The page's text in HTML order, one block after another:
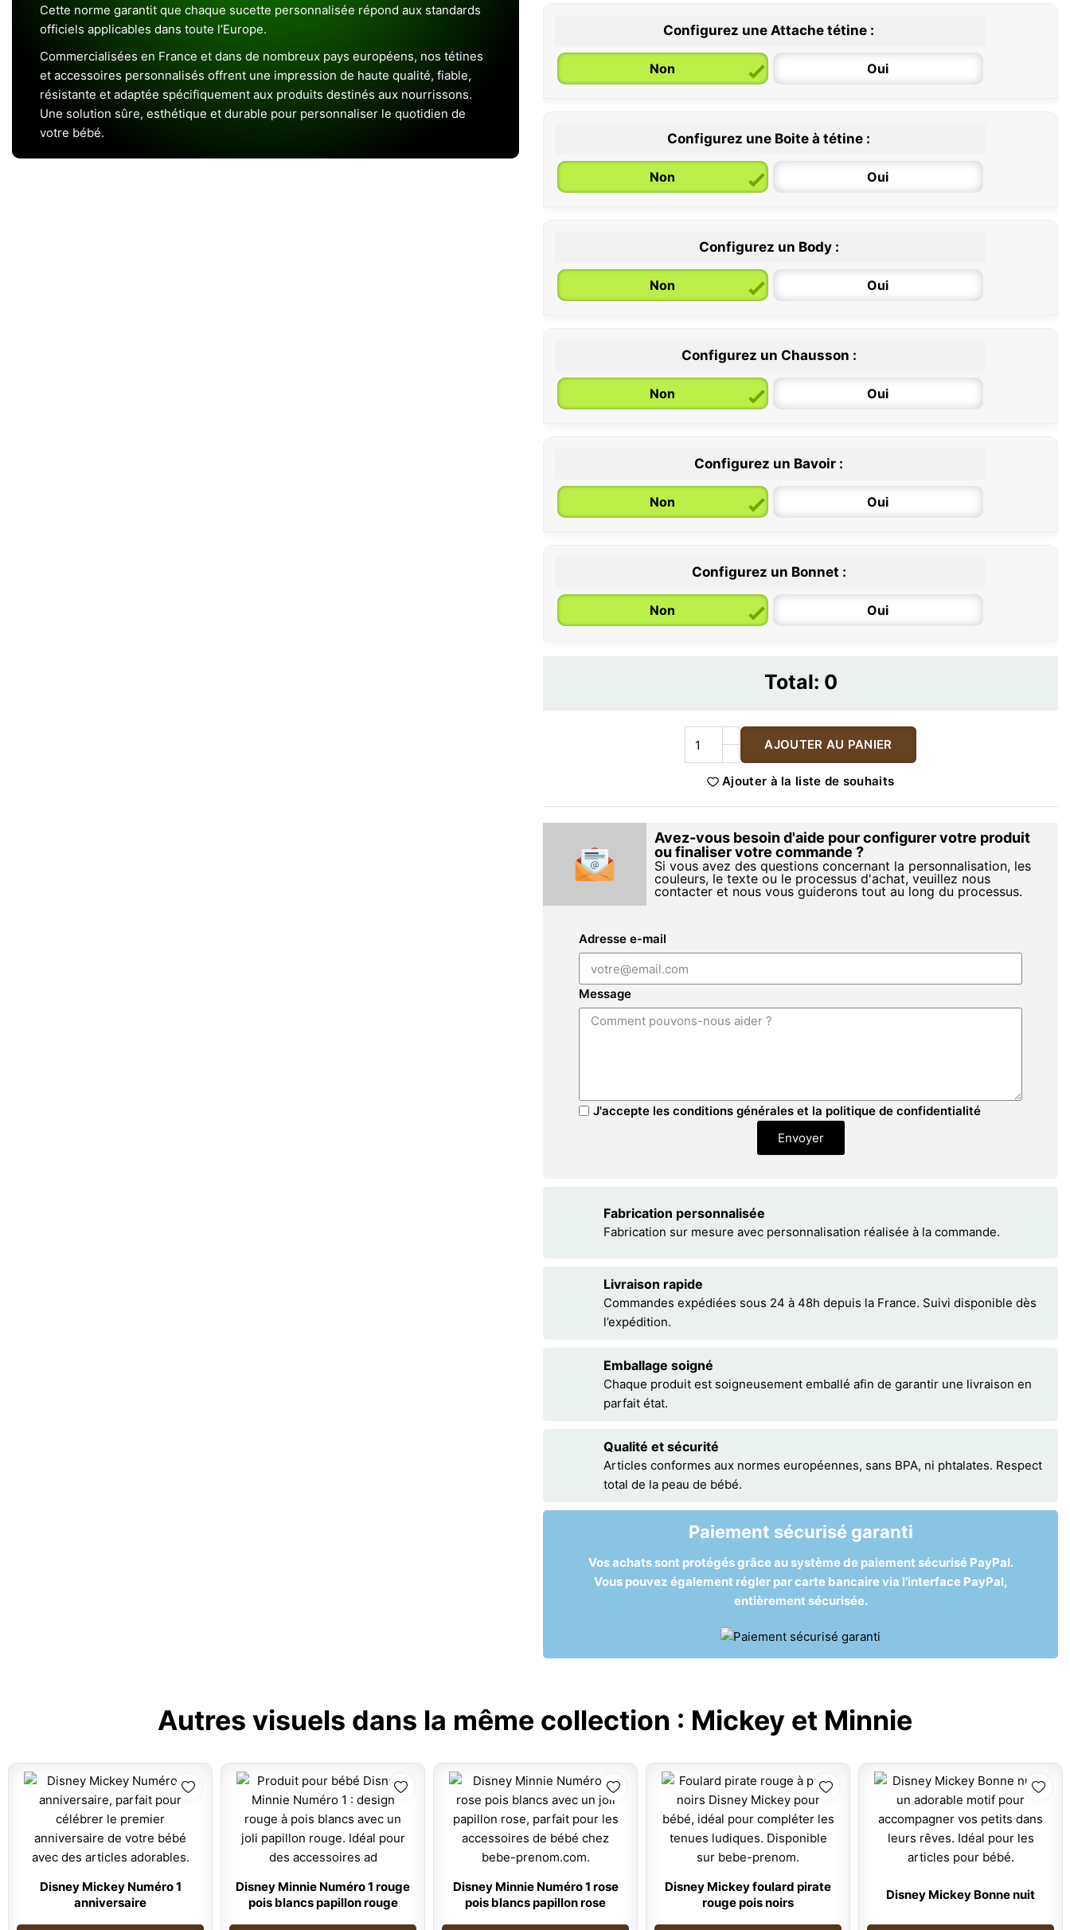
Cette norme garantit que chaque sucette personnalisée répond aux standards
officiels applicables dans toute l’Europe.
Commercialisées en France et dans de nombreux pays européens, nos tétines
et accessoires personnalisés offrent une impression de haute qualité, fiable,
résistante et adaptée spécifiquement aux produits destinés aux nourrissons.
Une solution sûre, esthétique et durable pour personnaliser le quotidien de
votre bébé.
0 / 6 mois
Configurez une Attache tétine :
Non Oui
Configurez une Boite à tétine :
Non Oui
Configurez un Body :
Non Oui
6 / 12 mois
Configurez un Chausson :
Non Oui
Configurez un Bavoir :
Non Oui
Configurez un Bonnet :
Non Oui
Total: 0
AJOUTER AU PANIER
Ajouter à la liste de souhaits
Avez-vous besoin d'aide pour configurer votre produit
ou finaliser votre commande ?
Si vous avez des questions concernant la personnalisation, les
couleurs, le texte ou le processus d'achat, veuillez nous
contacter et nous vous guiderons tout au long du processus.
Adresse e-mail
Message
J'accepte les conditions générales et la politique de confidentialité
Envoyer
Fabrication personnalisée
Fabrication sur mesure avec personnalisation réalisée à la commande.
Livraison rapide
Commandes expédiées sous 24 à 48h depuis la France. Suivi disponible dès
l’expédition.
Emballage soigné
Chaque produit est soigneusement emballé afin de garantir une livraison en
parfait état.
Qualité et sécurité
Articles conformes aux normes européennes, sans BPA, ni phtalates. Respect
total de la peau de bébé.
Paiement sécurisé garanti
Vos achats sont protégés grâce au système de paiement sécurisé PayPal.
Vous pouvez également régler par carte bancaire via l’interface PayPal,
entièrement sécurisée.
Autres visuels dans la même collection : Mickey et Minnie
Disney Mickey Numéro 1
anniversaire
Disney Minnie Numéro 1 rouge
pois blancs papillon rouge
Disney Minnie Numéro 1 rose
pois blancs papillon rose
Disney Mickey foulard pirate
rouge pois noirs
Disney Mickey Bonne nuit